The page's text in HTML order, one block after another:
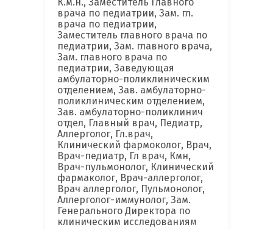
К.м.н., Заместитель Главного
врача по педиатрии, Зам. гл.
врача по педиатрии,
Заместитель главного врача по
педиатрии, Зам. главного врача,
Зам. главного врача по
педиатрии, Заведующая
амбулаторно-поликлиническим
отделением, Зав. амбулаторно-
поликлиническим отделением,
Зав. амбулаторно-поликлинич
отдел, Главный врач, Педиатр,
Аллерголог, Гл.врач,
Клинический фармоколог, Врач,
Врач-педиатр, Гл врач, Кмн,
Врач-пульмонолог, Клинический
фармаколог, Врач-аллерголог,
Врач аллерголог, Пульмонолог,
Аллерголог-иммунолог, Зам.
Генерального Директора по
клиническим исследованиям